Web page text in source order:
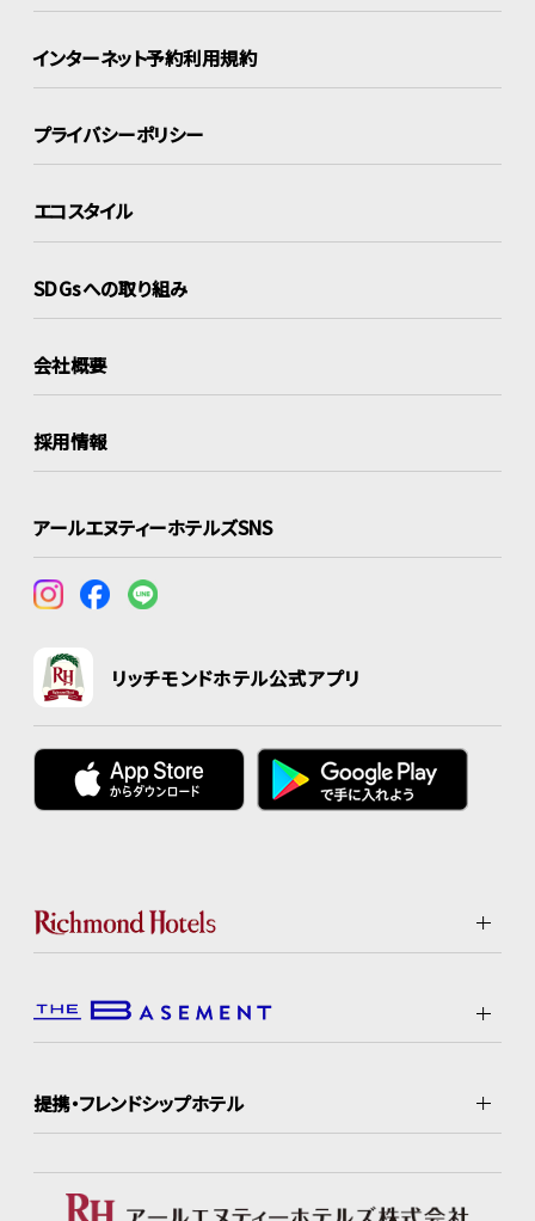
インターネット予約利用規約
プライバシーポリシー
エコスタイル
SDGsへの取り組み
会社概要
採用情報
アールエヌティーホテルズSNS
リッチモンドホテル公式アプリ
提携・フレンドシップホテル